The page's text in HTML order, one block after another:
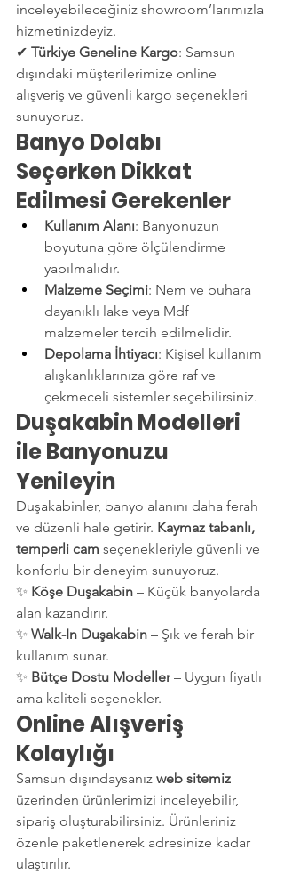
inceleyebileceğiniz showroom’larımızla
hizmetinizdeyiz.
✔ Türkiye Geneline Kargo: Samsun
dışındaki müşterilerimize online
alışveriş ve güvenli kargo seçenekleri
sunuyoruz.
Banyo Dolabı
Seçerken Dikkat
Edilmesi Gerekenler
Kullanım Alanı: Banyonuzun
boyutuna göre ölçülendirme
yapılmalıdır.
Malzeme Seçimi: Nem ve buhara
dayanıklı lake veya Mdf
malzemeler tercih edilmelidir.
Depolama İhtiyacı: Kişisel kullanım
alışkanlıklarınıza göre raf ve
çekmeceli sistemler seçebilirsiniz.
Duşakabin Modelleri
ile Banyonuzu
Yenileyin
Duşakabinler, banyo alanını daha ferah
ve düzenli hale getirir. Kaymaz tabanlı,
temperli cam seçenekleriyle güvenli ve
konforlu bir deneyim sunuyoruz.
✨ Köşe Duşakabin – Küçük banyolarda
alan kazandırır.
✨ Walk-In Duşakabin – Şık ve ferah bir
kullanım sunar.
✨ Bütçe Dostu Modeller – Uygun fiyatlı
ama kaliteli seçenekler.
Online Alışveriş
Kolaylığı
Samsun dışındaysanız web sitemiz
üzerinden ürünlerimizi inceleyebilir,
sipariş oluşturabilirsiniz. Ürünleriniz
özenle paketlenerek adresinize kadar
ulaştırılır.